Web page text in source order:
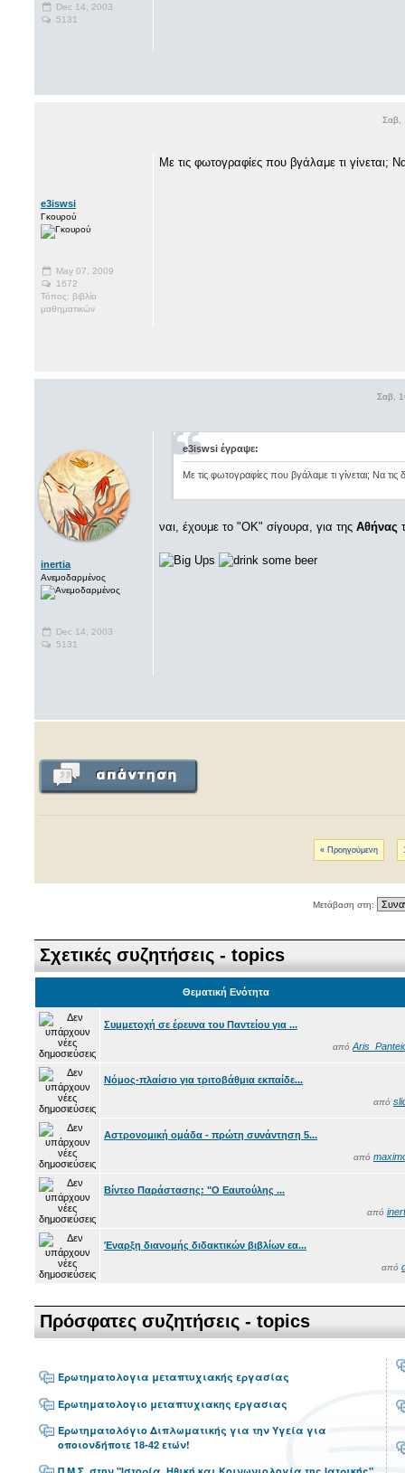
Dec 14, 2003
5131
Σαβ,
e3iswsi
Γκουρού
May 07, 2009
1672
Τόπος: βιβλίο
μαθηματικών
Με τις φωτογραφίες που βγάλαμε τι γίνεται;
Σαβ,
inertia
Ανεμοδαρμένος
Dec 14, 2003
5131
e3iswsi έγραψε:
Με τις φωτογραφίες που βγάλαμε τι γίνεται; Να
ναι, έχουμε το "OK" σίγουρα, για της Αθήνας
« Προηγούμενη
Μετάβαση στη:
Σχετικές συζητήσεις - topics
Θεματική Ενότητα
Συμμετοχή σε έρευνα του Παντείου για ...
από
Νόμος-πλαίσιο για τριτοβάθμια εκπαίδε...
από
Αστρονομική ομάδα - πρώτη συνάντηση 5...
από
Βίντεο Παράστασης: "Ο Εαυτούλης ...
από
Έναρξη διανομής διδακτικών βιβλίων εα...
από
Πρόσφατες συζητήσεις - topics
Ερωτηματολογια μεταπτυχιακής εργασίας
Ερωτηματολογιο μεταπτυχιακης εργασιας
Ερωτηματολόγιο Διπλωματικής για την Υγεία για
οποιονδήποτε 18-42 ετών!